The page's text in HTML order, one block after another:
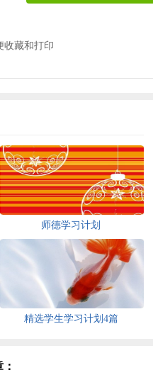
收藏和打印
师德学习计划
精选学生学习计划4篇